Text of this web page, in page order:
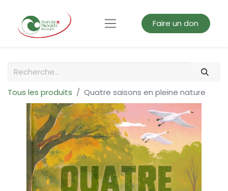
Faire un don
Tous les produits Quatre saisons en pleine nature